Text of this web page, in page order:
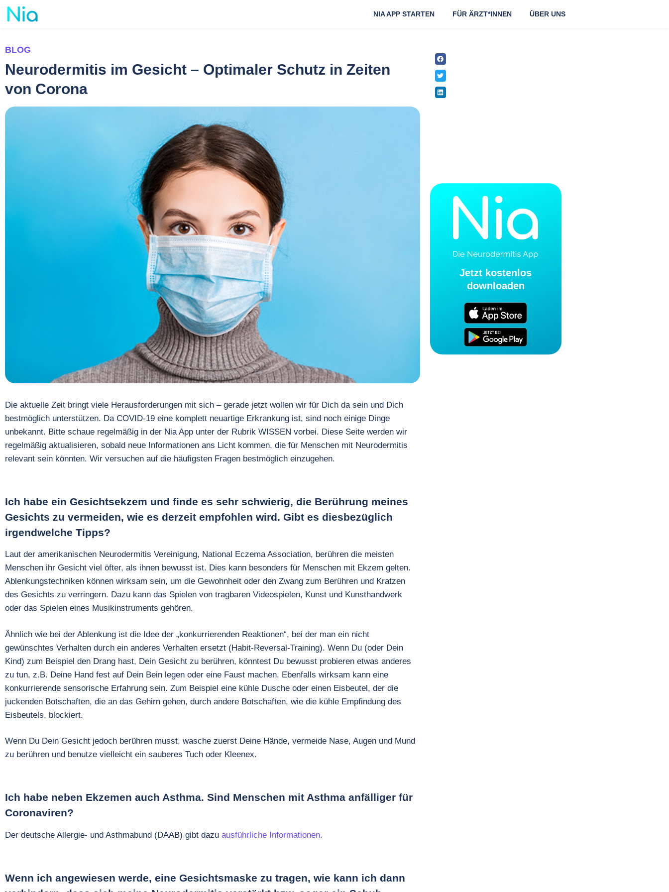
NIA APP STARTEN FÜR ÄRZT*INNEN ÜBER UNS
BLOG
Neurodermitis im Gesicht – Optimaler Schutz in Zeiten
von Corona
Die aktuelle Zeit bringt viele Herausforderungen mit sich – gerade jetzt wollen wir für Dich da sein und Dich
bestmöglich unterstützen. Da COVID-19 eine komplett neuartige Erkrankung ist, sind noch einige Dinge
unbekannt. Bitte schaue regelmäßig in der Nia App unter der Rubrik WISSEN vorbei. Diese Seite werden wir
regelmäßig aktualisieren, sobald neue Informationen ans Licht kommen, die für Menschen mit Neurodermitis
relevant sein könnten. Wir versuchen auf die häufigsten Fragen bestmöglich einzugehen.
Ich habe ein Gesichtsekzem und finde es sehr schwierig, die Berührung meines
Gesichts zu vermeiden, wie es derzeit empfohlen wird. Gibt es diesbezüglich
irgendwelche Tipps?
Laut der amerikanischen Neurodermitis Vereinigung, National Eczema Association, berühren die meisten
Menschen ihr Gesicht viel öfter, als ihnen bewusst ist. Dies kann besonders für Menschen mit Ekzem gelten.
Ablenkungstechniken können wirksam sein, um die Gewohnheit oder den Zwang zum Berühren und Kratzen
des Gesichts zu verringern. Dazu kann das Spielen von tragbaren Videospielen, Kunst und Kunsthandwerk
oder das Spielen eines Musikinstruments gehören.
Ähnlich wie bei der Ablenkung ist die Idee der „konkurrierenden Reaktionen“, bei der man ein nicht
gewünschtes Verhalten durch ein anderes Verhalten ersetzt (Habit-Reversal-Training). Wenn Du (oder Dein
Kind) zum Beispiel den Drang hast, Dein Gesicht zu berühren, könntest Du bewusst probieren etwas anderes
zu tun, z.B. Deine Hand fest auf Dein Bein legen oder eine Faust machen. Ebenfalls wirksam kann eine
konkurrierende sensorische Erfahrung sein. Zum Beispiel eine kühle Dusche oder einen Eisbeutel, der die
juckenden Botschaften, die an das Gehirn gehen, durch andere Botschaften, wie die kühle Empfindung des
Eisbeutels, blockiert.
Wenn Du Dein Gesicht jedoch berühren musst, wasche zuerst Deine Hände, vermeide Nase, Augen und Mund
zu berühren und benutze vielleicht ein sauberes Tuch oder Kleenex.
Ich habe neben Ekzemen auch Asthma. Sind Menschen mit Asthma anfälliger für
Coronaviren?
Der deutsche Allergie- und Asthmabund (DAAB) gibt dazu ausführliche Informationen.
Wenn ich angewiesen werde, eine Gesichtsmaske zu tragen, wie kann ich dann
Jetzt kostenlos
downloaden